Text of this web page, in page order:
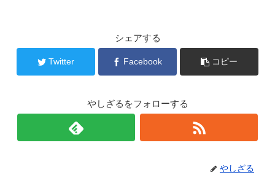
シェアする
Twitter Facebook コピー
やしざるをフォローする
やしざる